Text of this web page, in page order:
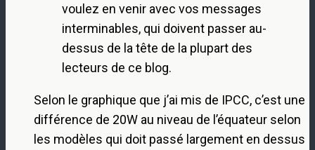
voulez en venir avec vos messages
interminables, qui doivent passer au-
dessus de la tête de la plupart des
lecteurs de ce blog.
Selon le graphique que j’ai mis de IPCC, c’est une
différence de 20W au niveau de l’équateur selon
les modèles qui doit passé largement en dessus